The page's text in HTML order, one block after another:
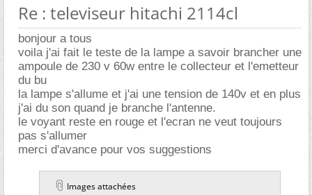
Re : televiseur hitachi 2114cl
bonjour a tous
voila j'ai fait le teste de la lampe a savoir brancher une
ampoule de 230 v 60w entre le collecteur et l'emetteur
du bu
la lampe s'allume et j'ai une tension de 140v et en plus
j'ai du son quand je branche l'antenne.
le voyant reste en rouge et l'ecran ne veut toujours
pas s'allumer
merci d'avance pour vos suggestions
Images attachées